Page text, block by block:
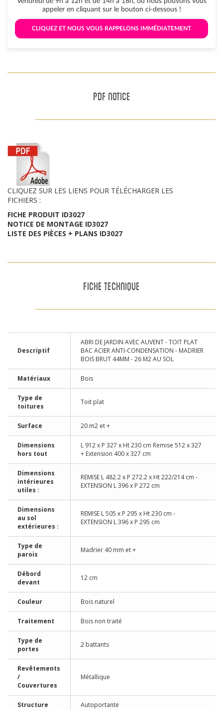
appeler en cliquant sur le bouton ci-dessous !
CLIQUEZ ET NOUS VOUS RAPPELONS IMMÉDIATEMENT
PDF NOTICE
CLIQUEZ SUR LES LIENS POUR TÉLÉCHARGER LES
FICHIERS :
FICHE PRODUIT ID3027
NOTICE DE MONTAGE ID3027
LISTE DES PIÈCES + PLANS ID3027
FICHE TECHNIQUE
Descriptif
ABRI DE JARDIN AVEC AUVENT - TOIT PLAT
BAC ACIER ANTI-CONDENSATION - MADRIER
BOIS BRUT 44MM - 26 M2 AU SOL
Matériaux Bois
Type de
toitures
Toit plat
Surface 20 m2 et +
Dimensions
hors tout
L 912 x P 327 x Ht 230 cm Remise 512 x 327
+ Extension 400 x 327 cm
Dimensions
intérieures
utiles :
REMISE L 482.2 x P 272.2 x Ht 222/214 cm -
EXTENSION L 396 x P 272 cm
Dimensions
au sol
extérieures :
REMISE L 505 x P 295 x Ht 230 cm -
EXTENSION L 396 x P 295 cm
Type de
parois
Madrier 40 mm et +
Débord
devant
12 cm
Couleur Bois naturel
Traitement Bois non traité
Type de
portes
2 battants
Revêtements
/
Couvertures
Métallique
Structure Autoportante